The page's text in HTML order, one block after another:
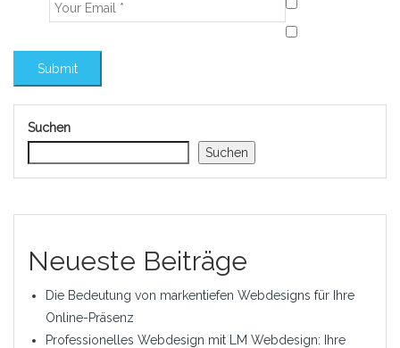
Suchen
Suchen
Neueste Beiträge
Die Bedeutung von markentiefen Webdesigns für Ihre
Online-Präsenz
Professionelles Webdesign mit LM Webdesign: Ihre